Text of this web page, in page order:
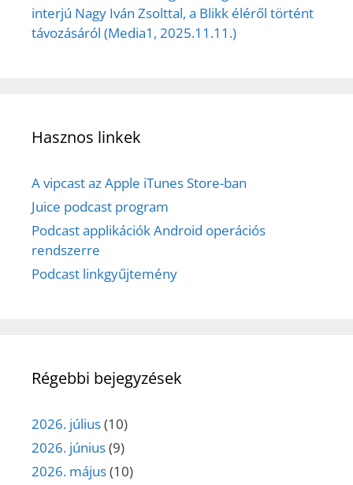
interjú Nagy Iván Zsolttal, a Blikk éléről történt
távozásáról (Media1, 2025.11.11.)
Hasznos linkek
A vipcast az Apple iTunes Store-ban
Juice podcast program
Podcast applikációk Android operációs
rendszerre
Podcast linkgyűjtemény
Régebbi bejegyzések
2026. július(10)
2026. június(9)
2026. május(10)